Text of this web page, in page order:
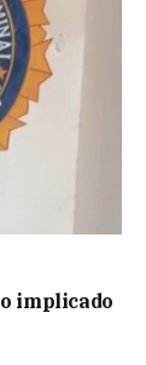
implicado